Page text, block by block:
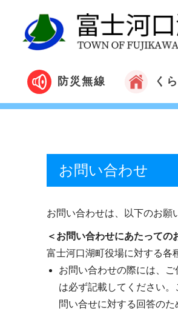
防災無線 く
お問い合わせ
お問い合わせは、以下のお願
＜お問い合わせにあたっての
富士河口湖町役場に対する各
お問い合わせの際には、
は必ず記載してください
問い合せに対する回答の